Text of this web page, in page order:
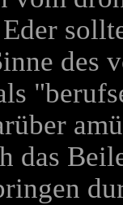
des
das